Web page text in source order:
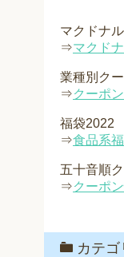
マクドナ
⇒マクド
業種別ク
⇒クーポ
福袋2022
⇒食品系
五十音順
⇒クーポ
カテゴ